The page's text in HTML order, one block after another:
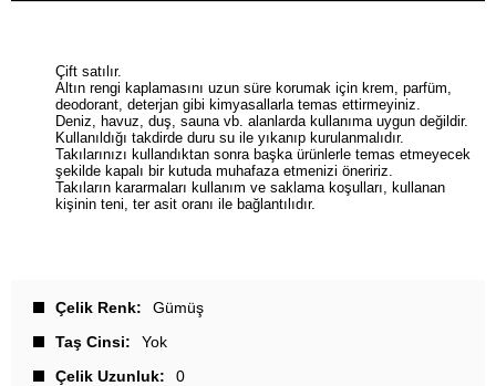
Çift satılır.
Altın rengi kaplamasını uzun süre korumak için krem, parfüm,
deodorant, deterjan gibi kimyasallarla temas ettirmeyiniz.
Deniz, havuz, duş, sauna vb. alanlarda kullanıma uygun değildir.
Kullanıldığı takdirde duru su ile yıkanıp kurulanmalıdır.
Takılarınızı kullandıktan sonra başka ürünlerle temas etmeyecek
şekilde kapalı bir kutuda muhafaza etmenizi öneririz.
Takıların kararmaları kullanım ve saklama koşulları, kullanan
kişinin teni, ter asit oranı ile bağlantılıdır.
Çelik Renk
Gümüş
Taş Cinsi
Yok
Çelik Uzunluk
0